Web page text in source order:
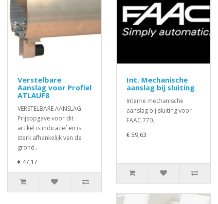
Verstelbare
Aanslag voor Profiel
ATLAUF8
VERSTELBARE AANSLAG
Prijsopgave voor dit
artikel is indicatief en is
sterk afhankelijk van de
grond..
€ 47,17
Int. Mechanische
aanslag bij sluiting
Interne mechanische
aanslag bij sluiting voor
FAAC 770..
€ 59,63